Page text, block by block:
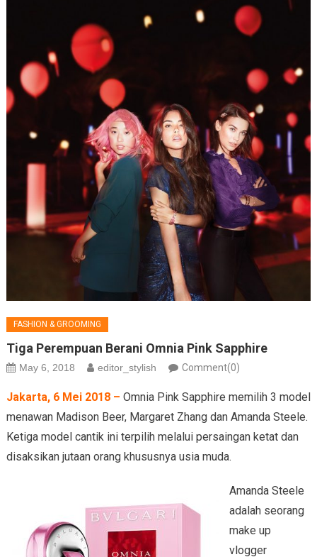
FASHION & GROOMING
Tiga Perempuan Berani Omnia Pink Sapphire
May 6, 2018 editor_stylish Comment(0)
Jakarta, 6 Mei 2018 – Omnia Pink Sapphire memilih 3 model
menawan Madison Beer, Margaret Zhang dan Amanda Steele.
Ketiga model cantik ini terpilih melalui persaingan ketat dan
disaksikan jutaan orang khususnya usia muda.
Amanda Steele
adalah seorang
make up
vlogger